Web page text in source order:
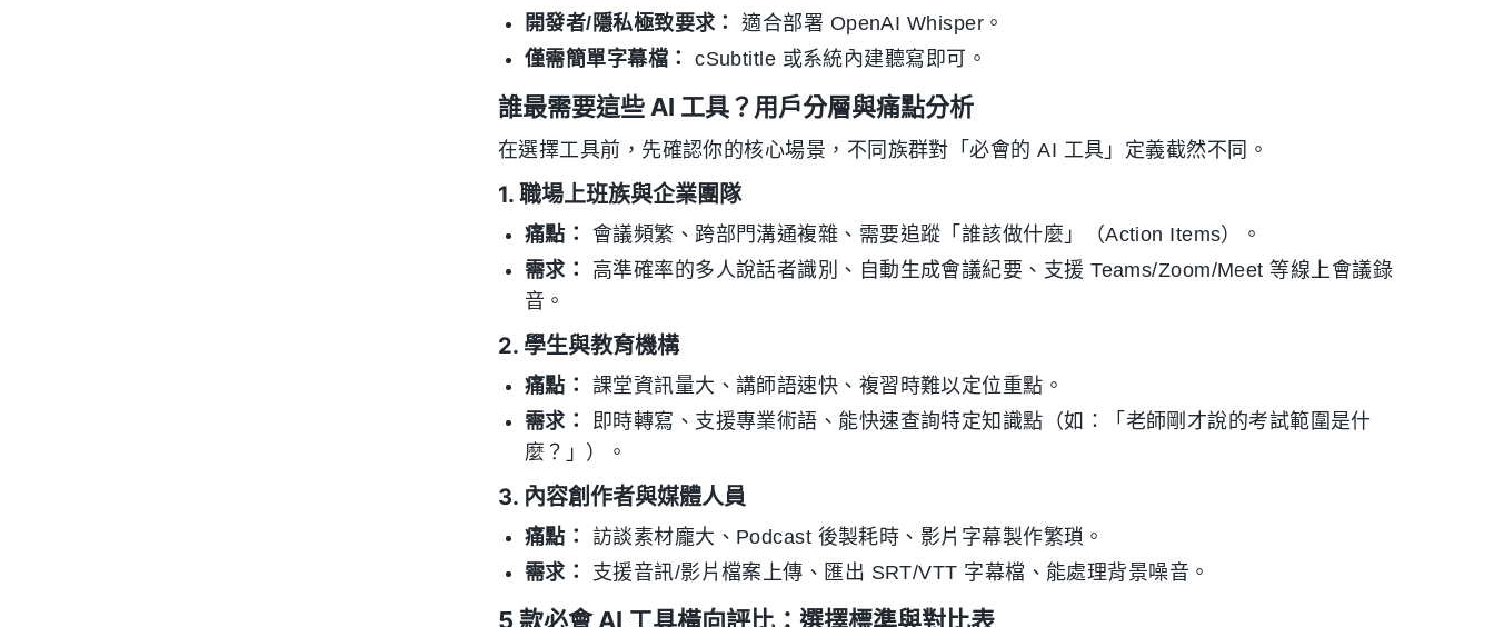
開發者/隱私極致要求：
適合部署 OpenAI Whisper。
僅需簡單字幕檔：
cSubtitle 或系統內建聽寫即可。
誰最需要這些 AI 工具？用戶分層與痛點分析
在選擇工具前，先確認你的核心場景，不同族群對「必會的 AI 工具」定義截然不同。
1. 職場上班族與企業團隊
痛點：
會議頻繁、跨部門溝通複雜、需要追蹤「誰該做什麼」（Action Items）。
需求：
高準確率的多人說話者識別、自動生成會議紀要、支援 Teams/Zoom/Meet 等線上會議錄
音。
2. 學生與教育機構
痛點：
課堂資訊量大、講師語速快、複習時難以定位重點。
需求：
即時轉寫、支援專業術語、能快速查詢特定知識點（如：「老師剛才說的考試範圍是什
麼？」）。
3. 內容創作者與媒體人員
痛點：
訪談素材龐大、Podcast 後製耗時、影片字幕製作繁瑣。
需求：
支援音訊/影片檔案上傳、匯出 SRT/VTT 字幕檔、能處理背景噪音。
5 款必會 AI 工具橫向評比：選擇標準與對比表